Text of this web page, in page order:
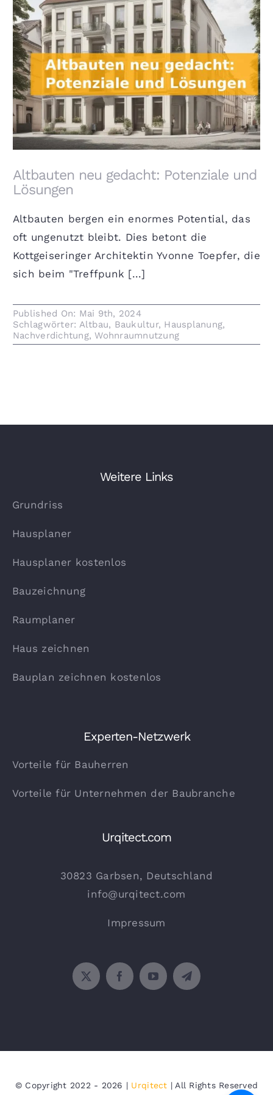
Altbauten neu gedacht: Potenziale und Lösungen
Altbauten neu gedacht: Potenziale und
Lösungen
Altbauten bergen ein enormes Potential, das
oft ungenutzt bleibt. Dies betont die
Kottgeiseringer Architektin Yvonne Toepfer, die
sich beim "Treffpunk [...]
Published On: Mai 9th, 2024
Schlagwörter: Altbau, Baukultur, Hausplanung,
Nachverdichtung,Wohnraumnutzung
Urqitect.com
30823 Garbsen, Deutschland
info@urqitect.com
Impressum
Weitere Links
Grundriss
Hausplaner
Hausplaner kostenlos
Bauzeichnung
Raumplaner
Haus zeichnen
Bauplan zeichnen kostenlos
Experten-Netzwerk
Vorteile für Bauherren
Vorteile für Unternehmen der Baubranche
© Copyright 2022 - 2026 | Urqitect | All Rights Reserved